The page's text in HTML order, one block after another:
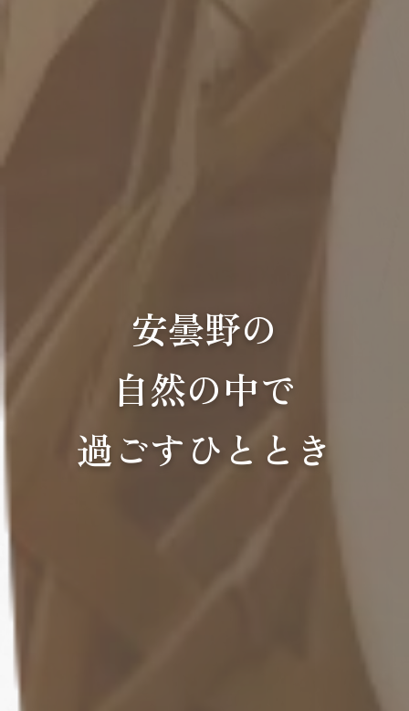
安曇野の
自然の中で
過ごすひととき